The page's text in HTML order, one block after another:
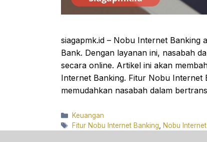
siagapmk.id – Nobu Internet Banking
Bank. Dengan layanan ini, nasabah
secara online. Artikel ini akan
Internet Banking. Fitur Nobu Internet
memudahkan nasabah dalam
Categories
Keuangan
Tags
Fitur Nobu Internet Banking Nobu